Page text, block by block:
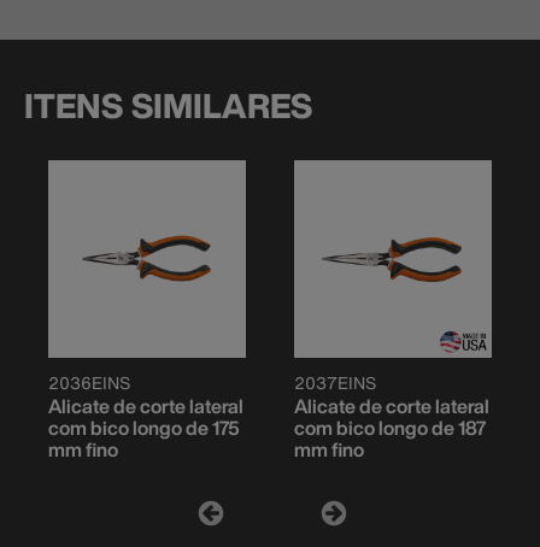
ITENS SIMILARES
2036EINS
Alicate de corte lateral
com bico longo de 175
mm fino
2037EINS
Alicate de corte lateral
com bico longo de 187
mm fino